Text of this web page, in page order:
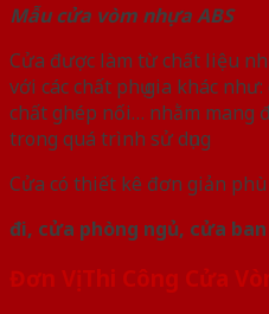
Mẫu cửa vòm nhựa ABS
Cửa được làm từ chất liệu
với các chất phụ gia khác
chất ghép nối… nhằm mang
trong quá trình sử dụng
Cửa có thiết kê đơn giản
đi, cửa phòng ngủ, cửa
Đơn Vị Thi Công Cửa